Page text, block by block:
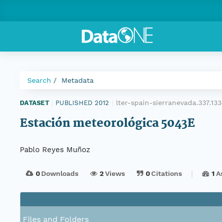
Search Metadata
DATASET PUBLISHED 2012 lter-spain-
Estación meteorológica 5043E
Pablo Reyes Muñoz
0Downloads 2Views 0Citations 1
Files and Folders